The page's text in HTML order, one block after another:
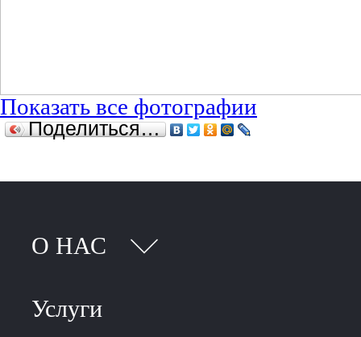
Показать все фотографии
Поделиться…
О НАС
Услуги